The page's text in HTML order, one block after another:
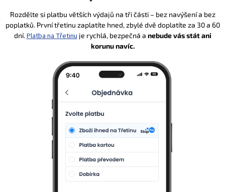
Rozdělte si platbu větších výdajů na tři části – bez navýšení a bez
poplatků. První třetinu zaplatíte hned, zbylé dvě doplatíte za 30 a 60
dní.Platba na Třetinu je rychlá, bezpečná a nebude vás stát ani
korunu navíc.